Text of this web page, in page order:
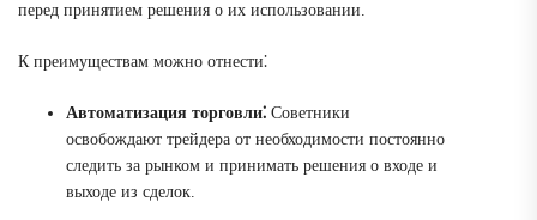
перед принятием решения о их использовании.
К преимуществам можно отнести⁚
Автоматизация торговли⁚ Советники
освобождают трейдера от необходимости постоянно
следить за рынком и принимать решения о входе и
выходе из сделок.